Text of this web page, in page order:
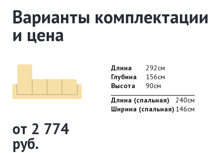
Варианты комплектации
и цена
от 2 774
руб.
Длина
292см
Глубина
156см
Высота
90см
Длина (спальная)
240см
Ширина (спальная) 146см